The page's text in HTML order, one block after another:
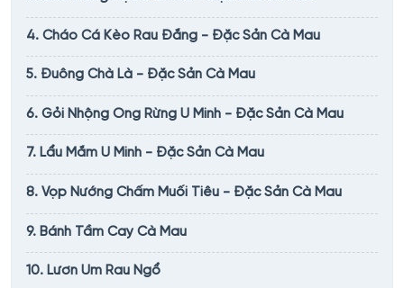
4. Cháo Cá Kèo Rau Đắng - Đặc Sản Cà Mau
5. Đuông Chà Là - Đặc Sản Cà Mau
6. Gỏi Nhộng Ong Rừng U Minh - Đặc Sản Cà Mau
7. Lẩu Mắm U Minh - Đặc Sản Cà Mau
8. Vọp Nướng Chấm Muối Tiêu - Đặc Sản Cà Mau
9. Bánh Tầm Cay Cà Mau
10. Lươn Um Rau Ngổ